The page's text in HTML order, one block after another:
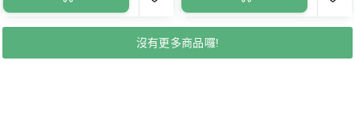
沒有更多商品囉!